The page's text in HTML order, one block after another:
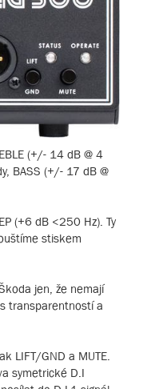
(+/- 14 dB @ 4
BASS (+/- 17 dB @
(+6 dB <250 Hz). Ty
stiskem
jen, že nemají
transparentností a
LIFT/GND a MUTE.
symetrické D.I